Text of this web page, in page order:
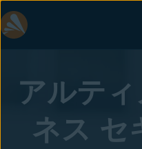
アルテ
ネス セ